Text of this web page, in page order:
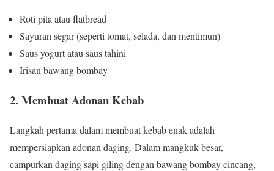
Roti pita atau flatbread
Sayuran segar (seperti tomat, selada, dan mentimun)
Saus yogurt atau saus tahini
Irisan bawang bombay
2. Membuat Adonan Kebab
Langkah pertama dalam membuat kebab enak adalah
mempersiapkan adonan daging. Dalam mangkuk besar,
campurkan daging sapi giling dengan bawang bombay cincang,